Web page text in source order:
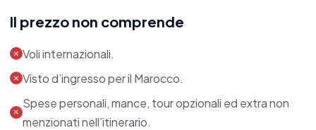
Marrakech. Trascorri una notte sotto le stelle in un
colazione incluse, circondato da paesaggi lunari
mozzafiato.
Il prezzo non comprende
Voli internazionali.
Visto d’ingresso per il Marocco.
Spese personali, mance, tour opzionali ed extra non
menzionati nell’itinerario.